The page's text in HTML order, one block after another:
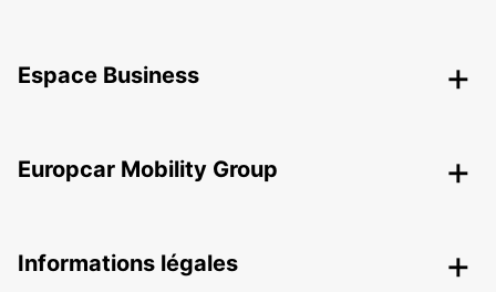
Espace Business
Europcar Mobility Group
Informations légales